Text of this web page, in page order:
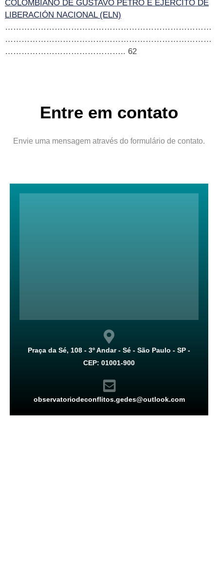
COLOMBIANO DE GUSTAVO PETRO E EJÉRCITO DE
LIBERACIÓN NACIONAL (ELN)
…………………………………………………………………
…………………………………………………………………
…………………………………….. 62
Entre em contato
Envie uma mensagem através do formulário de contato.
Praça da Sé, 108 - 3º Andar - Sé - São Paulo - SP -
CEP: 01001-900
observatoriodeconflitos.gedes@outlook.com